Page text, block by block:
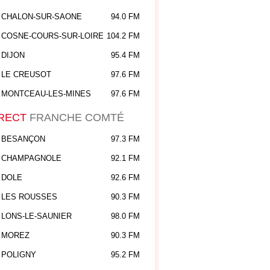
CHALON-SUR-SAONE 94.0 FM
COSNE-COURS-SUR-LOIRE 104.2 FM
DIJON 95.4 FM
LE CREUSOT 97.6 FM
MONTCEAU-LES-MINES 97.6 FM
FRANCHE COMTÉ
BESANÇON 97.3 FM
CHAMPAGNOLE 92.1 FM
DOLE 92.6 FM
LES ROUSSES 90.3 FM
LONS-LE-SAUNIER 98.0 FM
MOREZ 90.3 FM
POLIGNY 95.2 FM